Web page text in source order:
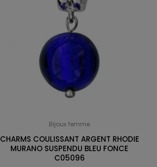
Bijoux femme
CHARMS COULISSANT ARGENT RHODIE
MURANO SUSPENDU BLEU FONCE
C05096